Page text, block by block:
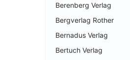
Berenberg Verlag
Bergverlag Rother
Bernadus Verlag
Bertuch Verlag